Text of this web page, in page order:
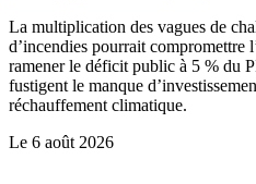
La multiplication des vagues de
d’incendies pourrait compromettre
ramener le déficit public à 5 % du
fustigent le manque
réchauffement climatique.
Le 6 août 2026